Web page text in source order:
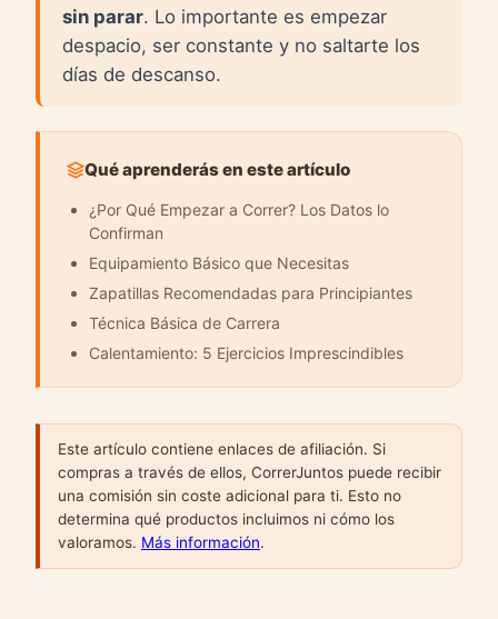
sin parar. Lo importante es empezar
despacio, ser constante y no saltarte los
días de descanso.
Qué aprenderás en este artículo
¿Por Qué Empezar a Correr? Los Datos lo
Confirman
Equipamiento Básico que Necesitas
Zapatillas Recomendadas para Principiantes
Técnica Básica de Carrera
Calentamiento: 5 Ejercicios Imprescindibles
Este artículo contiene enlaces de afiliación. Si
compras a través de ellos, CorrerJuntos puede recibir
una comisión sin coste adicional para ti. Esto no
determina qué productos incluimos ni cómo los
valoramos. Más información.